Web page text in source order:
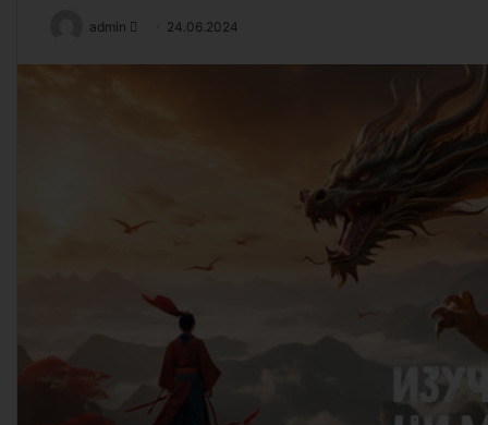
admin 24.06.2024